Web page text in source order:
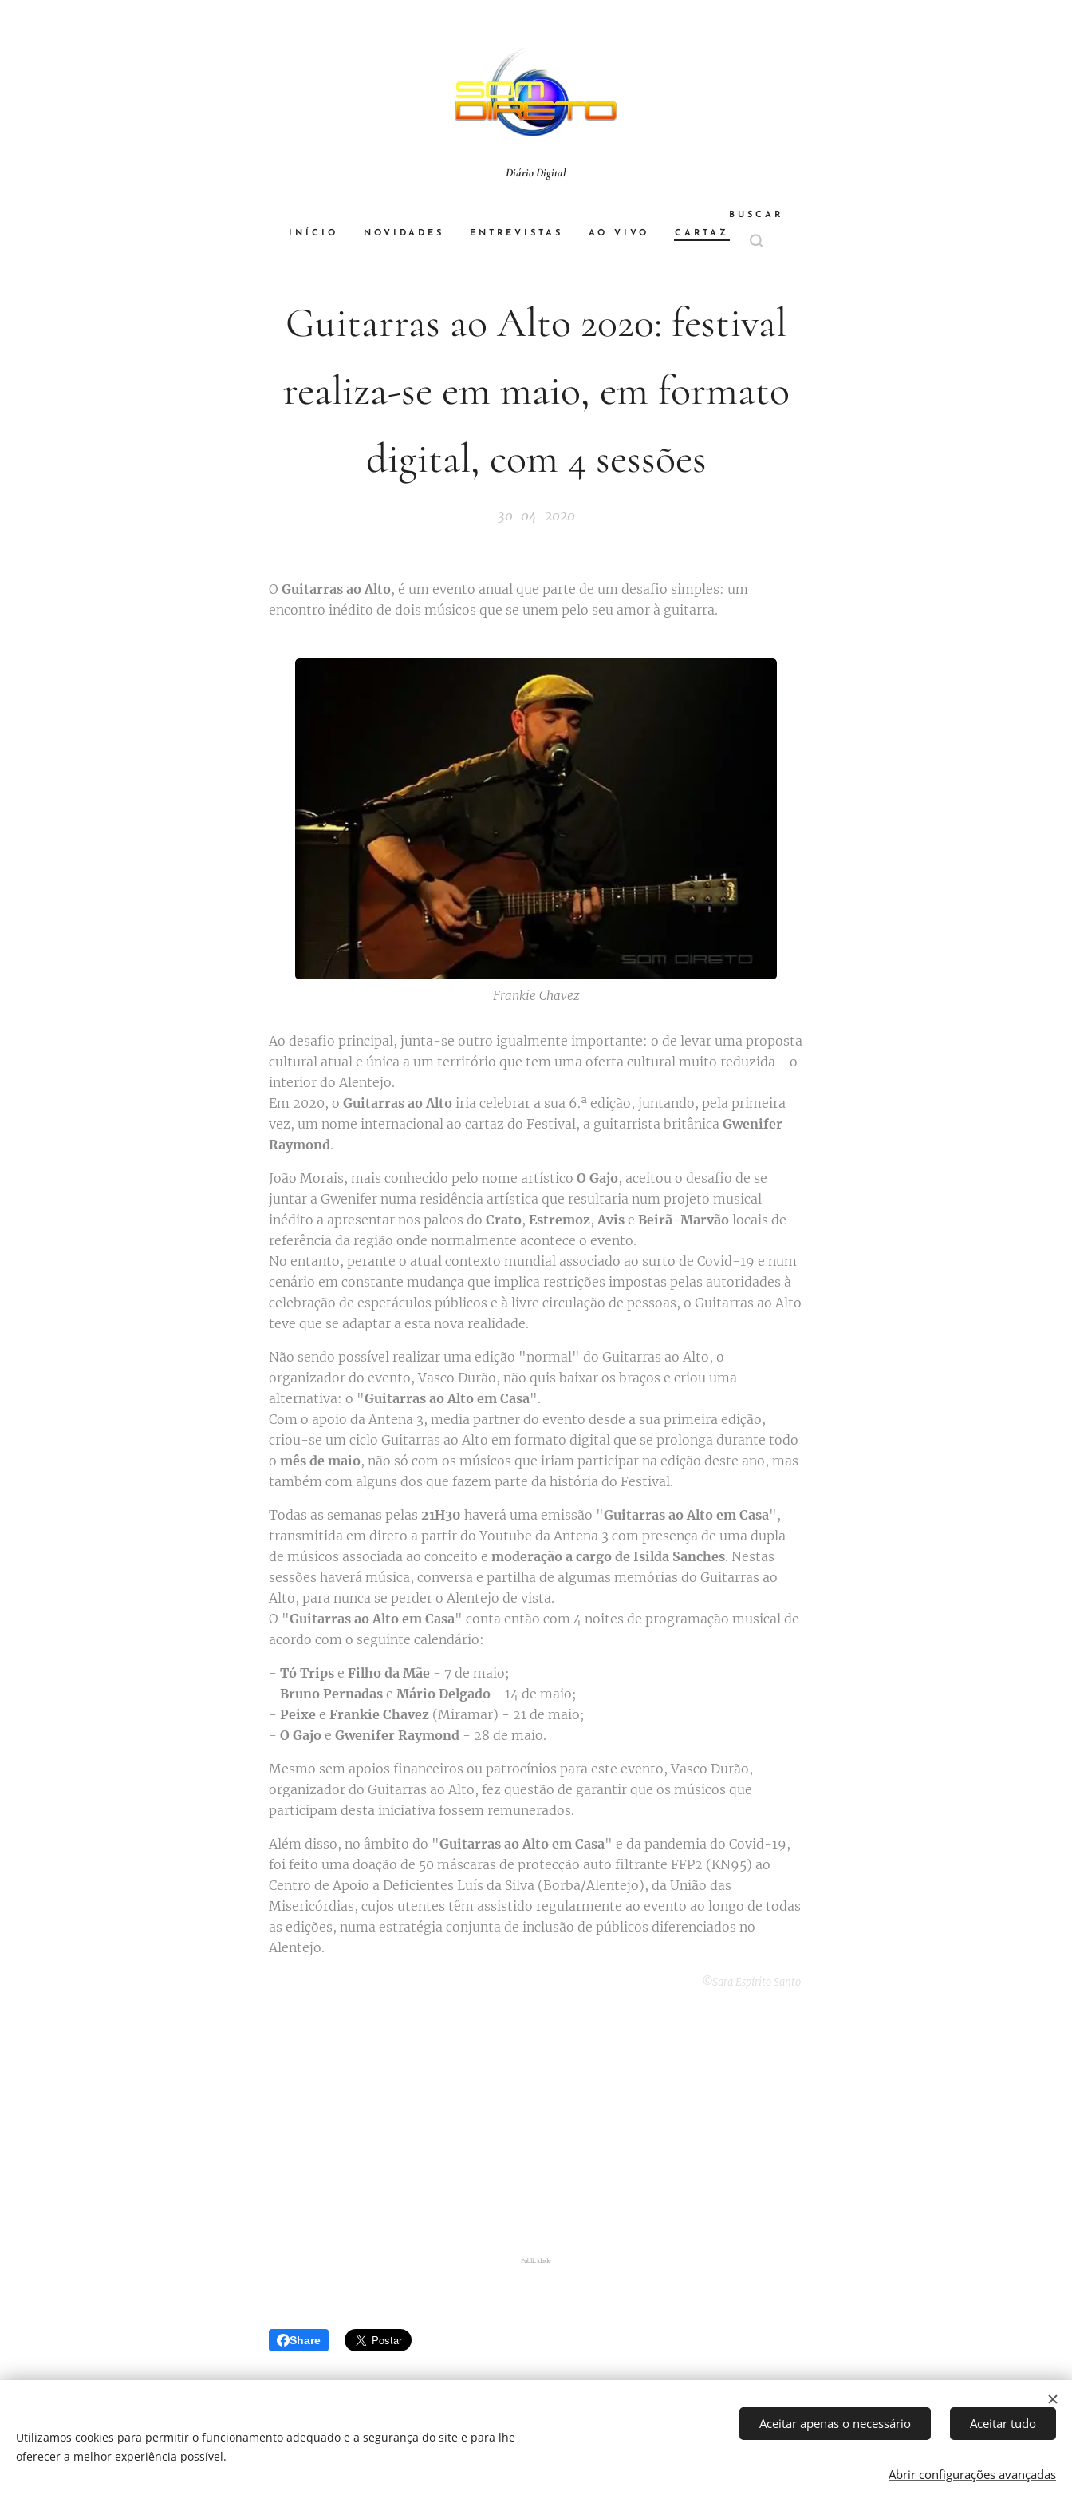
Diário Digital
INÍCIO NOVIDADES ENTREVISTAS AO VIVO CARTAZ
BUSCAR
Guitarras ao Alto 2020: festival
realiza-se em maio, em formato
digital, com 4 sessões
30-04-2020
O Guitarras ao Alto, é um evento anual que parte de um desafio simples: um
encontro inédito de dois músicos que se unem pelo seu amor à guitarra.
Frankie Chavez
Ao desafio principal, junta-se outro igualmente importante: o de levar uma proposta
cultural atual e única a um território que tem uma oferta cultural muito reduzida - o
interior do Alentejo.
Em 2020, o Guitarras ao Alto iria celebrar a sua 6.ª edição, juntando, pela primeira
vez, um nome internacional ao cartaz do Festival, a guitarrista britânica Gwenifer
Raymond.
João Morais, mais conhecido pelo nome artístico O Gajo, aceitou o desafio de se
juntar a Gwenifer numa residência artística que resultaria num projeto musical
inédito a apresentar nos palcos do Crato, Estremoz,Avis e Beirã-Marvão locais de
referência da região onde normalmente acontece o evento.
No entanto, perante o atual contexto mundial associado ao surto de Covid-19 e num
cenário em constante mudança que implica restrições impostas pelas autoridades à
celebração de espetáculos públicos e à livre circulação de pessoas, o Guitarras ao Alto
teve que se adaptar a esta nova realidade.
Não sendo possível realizar uma edição "normal" do Guitarras ao Alto, o
organizador do evento, Vasco Durão, não quis baixar os braços e criou uma
alternativa: o "Guitarras ao Alto em Casa".
Com o apoio da Antena 3, media partner do evento desde a sua primeira edição,
criou-se um ciclo Guitarras ao Alto em formato digital que se prolonga durante todo
o mês de maio, não só com os músicos que iriam participar na edição deste ano, mas
também com alguns dos que fazem parte da história do Festival.
Todas as semanas pelas 21H30 haverá uma emissão "Guitarras ao Alto em Casa",
transmitida em direto a partir do Youtube da Antena 3 com presença de uma dupla
de músicos associada ao conceito e moderação a cargo de Isilda Sanches. Nestas
sessões haverá música, conversa e partilha de algumas memórias do Guitarras ao
Alto, para nunca se perder o Alentejo de vista.
O "Guitarras ao Alto em Casa" conta então com 4 noites de programação musical de
acordo com o seguinte calendário:
- Tó Trips e Filho da Mãe - 7 de maio;
- Bruno Pernadas e Mário Delgado - 14 de maio;
- Peixe e Frankie Chavez (Miramar) - 21 de maio;
- O Gajo e Gwenifer Raymond - 28 de maio.
Mesmo sem apoios financeiros ou patrocínios para este evento, Vasco Durão,
organizador do Guitarras ao Alto, fez questão de garantir que os músicos que
participam desta iniciativa fossem remunerados.
Além disso, no âmbito do "Guitarras ao Alto em Casa" e da pandemia do Covid-19,
foi feito uma doação de 50 máscaras de protecção auto filtrante FFP2 (KN95) ao
Centro de Apoio a Deficientes Luís da Silva (Borba/Alentejo), da União das
Misericórdias, cujos utentes têm assistido regularmente ao evento ao longo de todas
as edições, numa estratégia conjunta de inclusão de públicos diferenciados no
Alentejo.
©Sara Espírito Santo
Publicidade
Share
Cookies
Utilizamos cookies para permitir o funcionamento adequado e a segurança do site e para lhe
oferecer a melhor experiência possível.
Aceitar apenas o necessário Aceitar tudo
Abrir configurações avançadas